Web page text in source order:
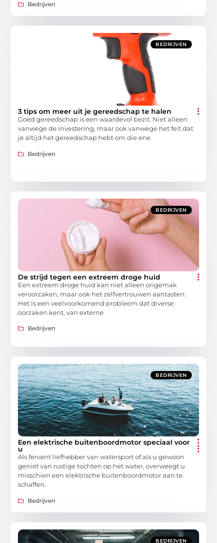
Bedrijven
BEDRIJVEN
3 tips om meer uit je gereedschap te halen
Goed gereedschap is een waardevol bezit. Niet alleen
vanwege de investering, maar ook vanwege het feit dat
je altijd het gereedschap hebt om die ene
Bedrijven
BEDRIJVEN
De strijd tegen een extreem droge huid
Een extreem droge huid kan niet alleen ongemak
veroorzaken, maar ook het zelfvertrouwen aantasten.
Het is een veelvoorkomend probleem dat diverse
oorzaken kent, van externe
Bedrijven
BEDRIJVEN
Een elektrische buitenboordmotor speciaal voor
u
Als fervent liefhebber van watersport of als u gewoon
geniet van rustige tochten op het water, overweegt u
misschien een elektrische buitenboordmotor aan te
schaffen.
Bedrijven
BEDRIJVEN